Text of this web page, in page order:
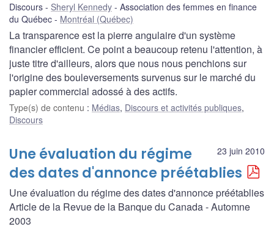
Discours Sheryl Kennedy
Association des femmes en finance
du Québec
Montréal (Québec)
La transparence est la pierre angulaire d'un système
financier efficient. Ce point a beaucoup retenu l'attention, à
juste titre d'ailleurs, alors que nous nous penchions sur
l'origine des bouleversements survenus sur le marché du
papier commercial adossé à des actifs.
Type(s) de contenu : Médias, Discours et activités publiques,
Discours
23 juin 2010
Une évaluation du régime
des dates d'annonce préétablies
Une évaluation du régime des dates d'annonce préétablies
Article de la Revue de la Banque du Canada - Automne
2003